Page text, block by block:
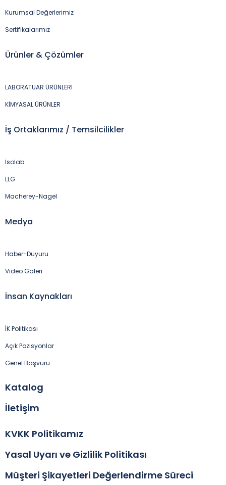
Kurumsal Değerlerimiz
Sertifikalarımız
Ürünler & Çözümler
LABORATUAR ÜRÜNLERİ
KİMYASAL ÜRÜNLER
İş Ortaklarımız / Temsilcilikler
İsolab
LLG
Macherey-Nagel
Medya
Haber-Duyuru
Video Galeri
İnsan Kaynakları
İK Politikası
Açık Pozisyonlar
Genel Başvuru
Katalog
İletişim
KVKK Politikamız
Yasal Uyarı ve Gizlilik Politikası
Müşteri Şikayetleri Değerlendirme Süreci